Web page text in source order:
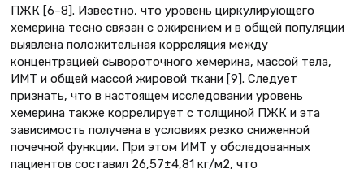
ПЖК [6–8]. Известно, что уровень циркулирующего
хемерина тесно связан с ожирением и в общей популяции
выявлена положительная корреляция между
концентрацией сывороточного хемерина, массой тела,
ИМТ и общей массой жировой ткани [9]. Следует
признать, что в настоящем исследовании уровень
хемерина также коррелирует с толщиной ПЖК и эта
зависимость получена в условиях резко сниженной
почечной функции. При этом ИМТ у обследованных
пациентов составил 26,57±4,81 кг/м2, что